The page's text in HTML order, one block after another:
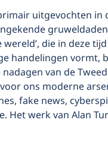
uitgevochten in
die in deze
handelingen vormt,
van de
ons moderne
fake news,
Het werk van Alan